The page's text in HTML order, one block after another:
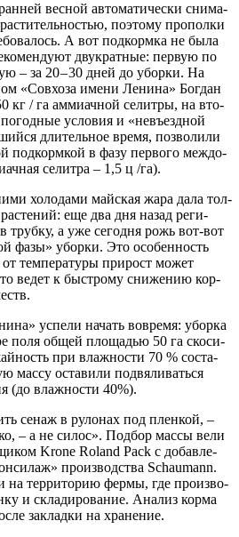
вес­ной авто­ма­ти­че­ски сни­ма­
поэто­му про­пол­ки
А вот под­корм­ка не была
дву­крат­ные: первую по
– за 20 – 30 дней до убор­ки. На
«Сов­хо­за име­ни Лени­на» Бог­дан
кг / га амми­ач­ной селит­ры, на вто­
усло­вия и «невъезд­ной
дли­тель­ное вре­мя, поз­во­ли­ли
под­корм­кой в фазу пер­во­го меж­до­
селит­ра – 1,5 ц /га).
холо­да­ми май­ская жара дала тол­
еще два дня назад реги­
труб­ку, а уже сего­дня рожь вот-вот
фазы» убор­ки. Это осо­бен­ность
тем­пе­ра­ту­ры при­рост может
ведет к быст­ро­му сни­же­нию кор­
успе­ли начать вовре­мя: убор­ка
поля общей пло­ща­дью 50 га ско­си­
при влаж­но­сти 70 % соста­
мас­су оста­ви­ли под­вя­ли­вать­ся
(до влаж­но­сти 40%).
сенаж в руло­нах под плен­кой, –
– а не силос». Под­бор мас­сы вели
Krone Roland Pack с добав­ле­
про­из­вод­ства Schaumann.
на тер­ри­то­рию фер­мы, где про­из­во­
и скла­ди­ро­ва­ние. Ана­лиз кор­ма
заклад­ки на хранение.